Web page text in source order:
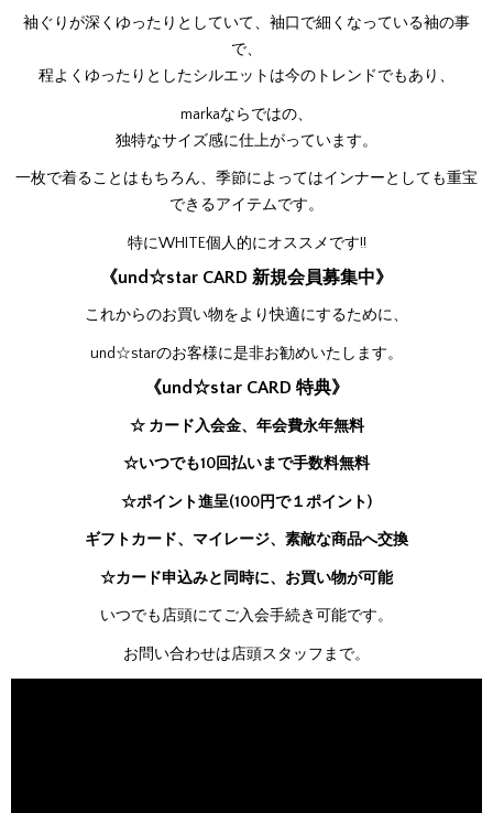
袖ぐりが深くゆったりとしていて、袖口で細くなっている袖の事
で、
程よくゆったりとしたシルエットは今のトレンドでもあり、
markaならではの、
独特なサイズ感に仕上がっています。
一枚で着ることはもちろん、季節によってはインナーとしても重宝
できるアイテムです。
特にWHITE個人的にオススメです!!
《und☆star CARD 新規会員募集中》
これからのお買い物をより快適にするために、
und☆starのお客様に是非お勧めいたします。
《und☆star CARD 特典》
☆ カード入会金、年会費永年無料
☆いつでも10回払いまで手数料無料
☆ポイント進呈(100円で１ポイント)
ギフトカード、マイレージ、素敵な商品へ交換
☆カード申込みと同時に、お買い物が可能
いつでも店頭にてご入会手続き可能です。
お問い合わせは店頭スタッフまで。